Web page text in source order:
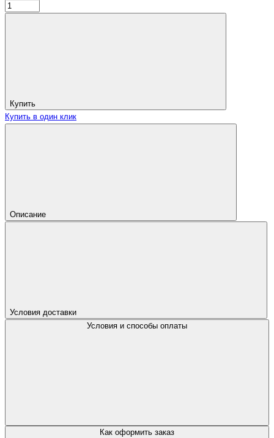
Купить
Купить в один клик
Описание
Условия доставки
Условия и способы оплаты
Как оформить заказ